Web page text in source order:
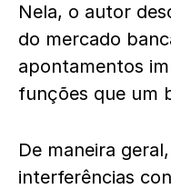
Nela, o autor
do mercado
apontamentos
funções que um
De maneira
interferências